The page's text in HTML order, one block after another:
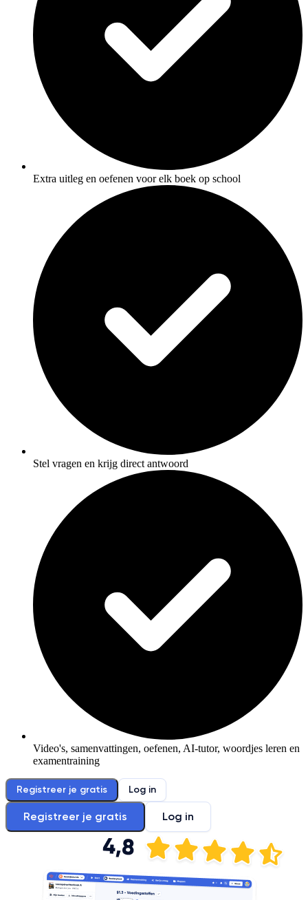
Extra uitleg en oefenen voor elk boek op school
Stel vragen en krijg direct antwoord
Video's, samenvattingen, oefenen, AI-tutor, woordjes leren en
examentraining
Registreer je gratis Log in
Registreer je gratis Log in